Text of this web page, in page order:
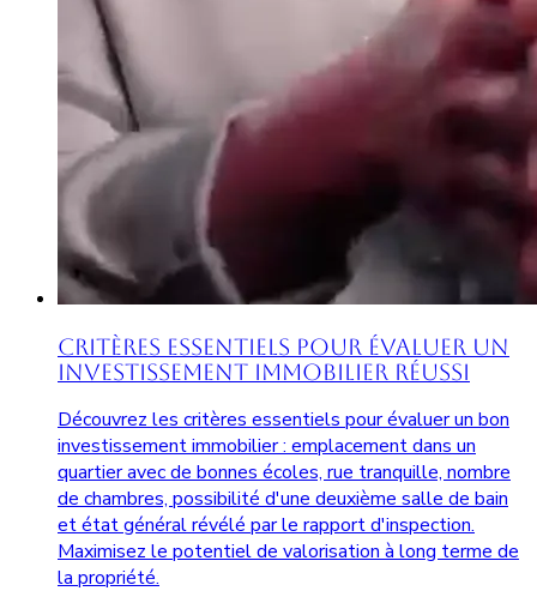
Critères Essentiels pour Évaluer un
Investissement Immobilier Réussi
Découvrez les critères essentiels pour évaluer un bon
investissement immobilier : emplacement dans un
quartier avec de bonnes écoles, rue tranquille, nombre
de chambres, possibilité d'une deuxième salle de bain
et état général révélé par le rapport d'inspection.
Maximisez le potentiel de valorisation à long terme de
la propriété.